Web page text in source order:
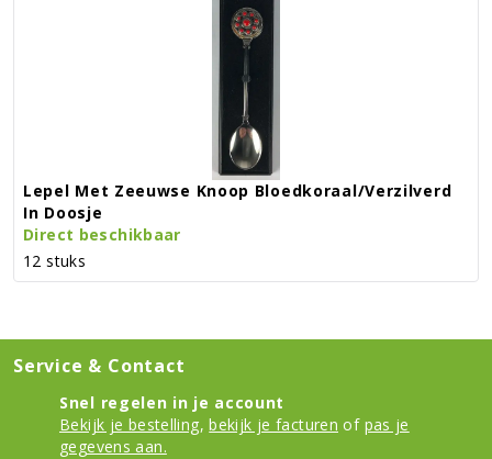
Lepel Met Zeeuwse Knoop Bloedkoraal/verzilverd
In Doosje
Direct beschikbaar
12 stuks
Service & Contact
Snel regelen in je account
Bekijk je bestelling, bekijk je facturen of pas je
gegevens aan.